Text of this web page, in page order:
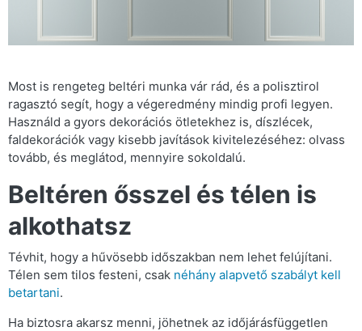
Most is rengeteg beltéri munka vár rád, és a polisztirol
ragasztó segít, hogy a végeredmény mindig profi legyen.
Használd a gyors dekorációs ötletekhez is, díszlécek,
faldekorációk vagy kisebb javítások kivitelezéséhez: olvass
tovább, és meglátod, mennyire sokoldalú.
Beltéren ősszel és télen is
alkothatsz
Tévhit, hogy a hűvösebb időszakban nem lehet felújítani.
Télen sem tilos festeni, csak néhány alapvető szabályt kell
betartani.
Ha biztosra akarsz menni, jöhetnek az időjárásfüggetlen